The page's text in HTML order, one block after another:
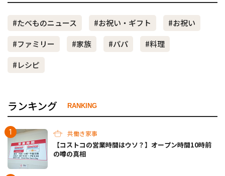
#たべものニュース #お祝い・ギフト
#お祝い
#ファミリー
#家族 #パパ
#料理
#レシピ
ランキング RANKING
共働き家事
【コストコの営業時間はウソ？】オープン時間10時前
の噂の真相